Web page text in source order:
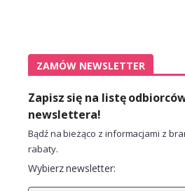
ZAMÓW NEWSLETTER
Zapisz się na listę
newslettera!
Bądź na bieżąco z informacjami z
rabaty.
Wybierz newsletter: